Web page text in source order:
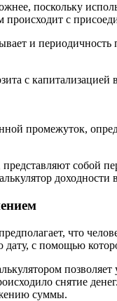
поскольку
с
и
с
промежуток,
собой
что
с помощью
снятие
суммы.